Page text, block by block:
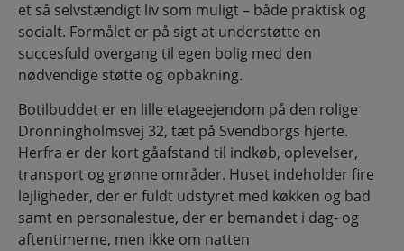
et så selvstændigt liv som muligt – både praktisk og
socialt. Formålet er på sigt at understøtte en
succesfuld overgang til egen bolig med den
nødvendige støtte og opbakning.
Botilbuddet er en lille etageejendom på den rolige
Dronningholmsvej 32, tæt på Svendborgs hjerte.
Herfra er der kort gåafstand til indkøb, oplevelser,
transport og grønne områder. Huset indeholder fire
lejligheder, der er fuldt udstyret med køkken og bad
samt en personalestue, der er bemandet i dag- og
aftentimerne, men ikke om natten